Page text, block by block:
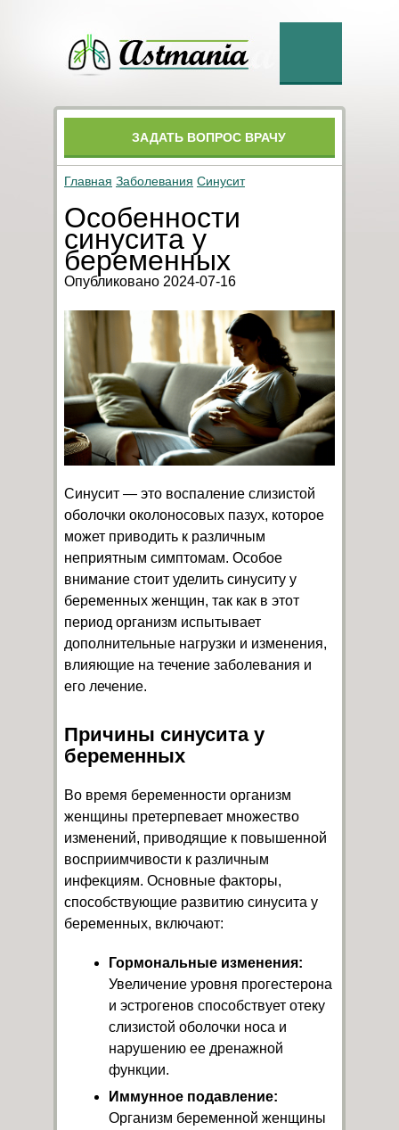
ЗАДАТЬ ВОПРОС ВРАЧУ
Главная Заболевания Синусит
Особенности
синусита у
беременных
Опубликовано 2024-07-16
Синусит — это воспаление слизистой
оболочки околоносовых пазух, которое
может приводить к различным
неприятным симптомам. Особое
внимание стоит уделить синуситу у
беременных женщин, так как в этот
период организм испытывает
дополнительные нагрузки и изменения,
влияющие на течение заболевания и
его лечение.
Причины синусита у
беременных
Во время беременности организм
женщины претерпевает множество
изменений, приводящие к повышенной
восприимчивости к различным
инфекциям. Основные факторы,
способствующие развитию синусита у
беременных, включают:
Гормональные изменения:
Увеличение уровня прогестерона
и эстрогенов способствует отеку
слизистой оболочки носа и
нарушению ее дренажной
функции.
Иммунное подавление:
Организм беременной женщины